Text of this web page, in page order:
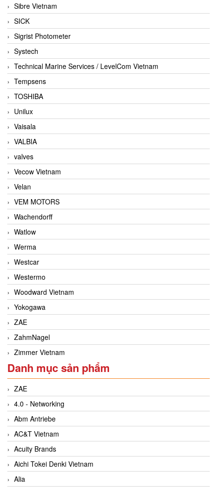
Sibre Vietnam
SICK
Sigrist Photometer
Systech
Technical Marine Services / LevelCom Vietnam
Tempsens
TOSHIBA
Unilux
Vaisala
VALBIA
valves
Vecow Vietnam
Velan
VEM MOTORS
Wachendorff
Watlow
Werma
Westcar
Westermo
Woodward Vietnam
Yokogawa
ZAE
ZahmNagel
Zimmer Vietnam
Danh mục sản phẩm
ZAE
4.0 - Networking
Abm Antriebe
AC&T Vietnam
Acuity Brands
Aichi Tokei Denki Vietnam
Alia